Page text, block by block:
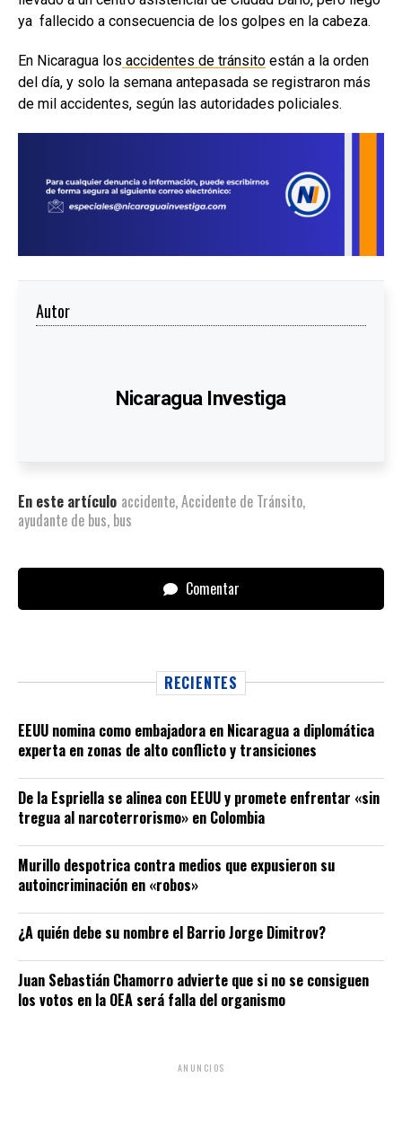
ya fallecido a consecuencia de los golpes en la cabeza.
En Nicaragua los accidentes de tránsito están a la orden
del día, y solo la semana antepasada se registraron más
de mil accidentes, según las autoridades policiales.
Autor
Nicaragua Investiga
En este artículo accidente,Accidente de Tránsito,
ayudante de bus, bus
Comentar
RECIENTES
EEUU nomina como embajadora en Nicaragua a diplomática
experta en zonas de alto conflicto y transiciones
De la Espriella se alinea con EEUU y promete enfrentar «sin
tregua al narcoterrorismo» en Colombia
Murillo despotrica contra medios que expusieron su
autoincriminación en «robos»
¿A quién debe su nombre el Barrio Jorge Dimitrov?
Juan Sebastián Chamorro advierte que si no se consiguen
los votos en la OEA será falla del organismo
ANUNCIOS